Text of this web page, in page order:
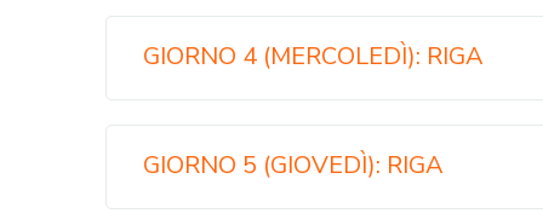
GIORNO 4 (MERCOLEDÌ): RIGA
GIORNO 5 (GIOVEDÌ): RIGA